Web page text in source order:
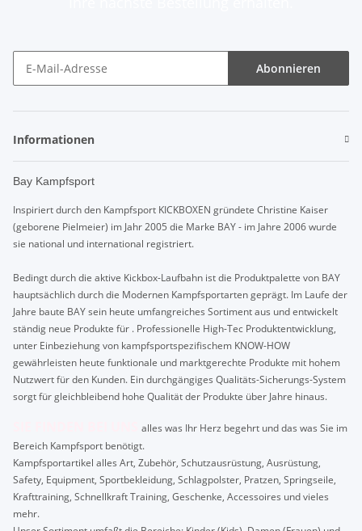
Abonnieren
Informationen
Bay Kampfsport
Inspiriert durch den Kampfsport KICKBOXEN gründete Christine Kaiser
(geborene Pielmeier) im Jahr 2005 die Marke BAY - im Jahre 2006 wurde
sie national und international registriert.
Bedingt durch die aktive Kickbox-Laufbahn ist die Produktpalette von BAY
hauptsächlich durch die Modernen Kampfsportarten geprägt. Im Laufe der
Jahre baute BAY sein heute umfangreiches Sortiment aus und entwickelt
ständig neue Produkte für . Professionelle High-Tec Produktentwicklung,
unter Einbeziehung von kampfsportspezifischem KNOW-HOW
gewährleisten heute funktionale und marktgerechte Produkte mit hohem
Nutzwert für den Kunden. Ein durchgängiges Qualitäts-Sicherungs-System
sorgt für gleichbleibend hohe Qualität der Produkte über Jahre hinaus.
alles was Ihr Herz begehrt und das was Sie im
Bereich Kampfsport benötigt.
Kampfsportartikel alles Art, Zubehör, Schutzausrüstung, Ausrüstung,
Safety, Equipment, Sportbekleidung, Schlagpolster, Pratzen, Springseile,
Krafttraining, Schnellkraft Training, Geschenke, Accessoires und vieles
mehr.